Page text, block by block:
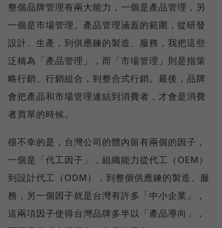
整個品牌管理有兩大能力，一個是產品管理，另
一個是市場管理。產品管理涵蓋的範圍，從研發
設計、生產，到供應鍊的製造、服務，我把這些
泛稱為「產品管理」，而「市場管理」則是指策
略行銷、行銷組合，到整合式行銷。最後，品牌
會把產品和市場管理連結到消費者，才會是消費
者買單的時候。
很不幸的是，台灣公司的體內留有兩個的因子，
一個是「代工因子」，組織能力從代工（OEM）
到設計代工（ODM），到整個供應鍊的製造、服
務，另一個因子就是台灣有許多「中小企業」，
這兩項因子使得台灣品牌多半以「產品導向」，